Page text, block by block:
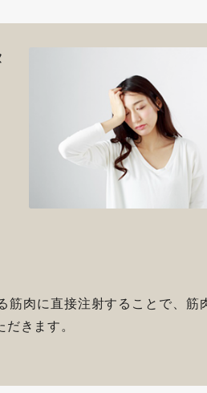
筋肉に直接注射することで、筋
きます。